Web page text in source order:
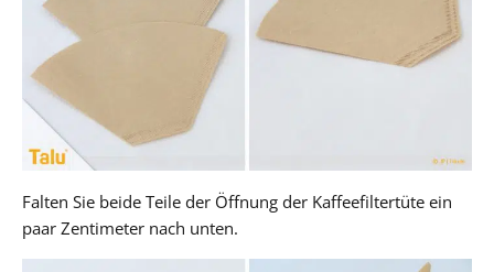
Falten Sie beide Teile der Öffnung der Kaffeefiltertüte ein
paar Zentimeter nach unten.